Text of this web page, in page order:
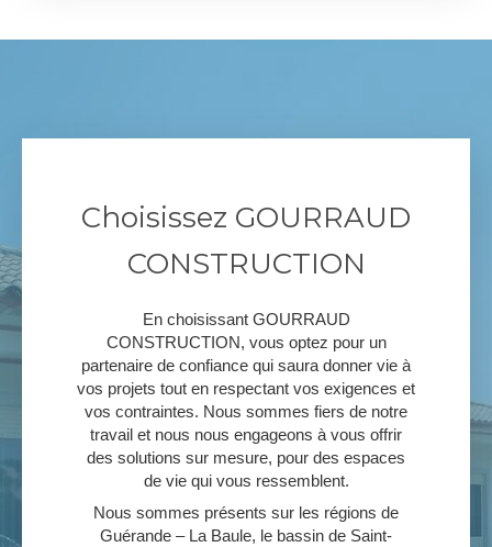
Choisissez GOURRAUD
CONSTRUCTION
En choisissant GOURRAUD
CONSTRUCTION, vous optez pour un
partenaire de confiance qui saura donner vie à
vos projets tout en respectant vos exigences et
vos contraintes. Nous sommes fiers de notre
travail et nous nous engageons à vous offrir
des solutions sur mesure, pour des espaces
de vie qui vous ressemblent.
Nous sommes présents sur les régions de
Guérande – La Baule, le bassin de Saint-